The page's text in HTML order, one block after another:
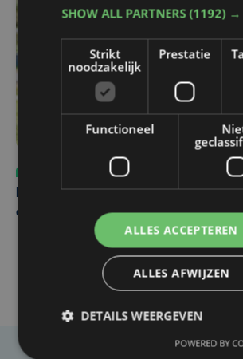
vr 31 juli | 12:46
Net voor kraker tegen Essevee: match
op Anderlecht uitgesteld door
SHOW ALL PARTNERS(1192) →
Strikt
noodzakelijk
Prestatie
Functioneel
ALLES ACCEPTEREN
ALLES AFWIJZEN
DETAILS WEERGEVEN
POWERED BY